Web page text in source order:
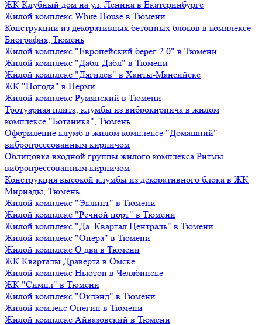
ЖК Клубный дом на ул. Ленина в Екатеринбурге
Жилой комплекс White House в Тюмени
Конструкции из декоративных бетонных блоков в комплексе
Биография, Тюмень
Жилой комплекс "Европейский берег 2.0" в Тюмени
Жилой комплекс "Дабл-Дабл" в Тюмени
Жилой комплекс "Дягилев" в Ханты-Мансийске
ЖК "Погода" в Перми
Жилой комплекс Румянский в Тюмени
Тротуарная плита, клумбы из виброкирпича в жилом
комплексе "Ботаника", Тюмень
Оформление клумб в жилом комплексе "Домашний"
вибропрессованным кирпичом
Облицовка входной группы жилого комплекса Ритмы
вибропрессованным кирпичом
Конструкция высокой клумбы из декоративного блока в ЖК
Мириады, Тюмень
Жилой комплекс "Эклипт" в Тюмени
Жилой комплекс "Речной порт" в Тюмени
Жилой комплекс "Да. Квартал Централь" в Тюмени
Жилой комплекс "Опера" в Тюмени
Жилой комплекс О два в Тюмени
ЖК Кварталы Драверта в Омске
Жилой комплекс Ньютон в Челябинске
ЖК "Симпл" в Тюмени
Жилой комплекс "Оклэнд" в Тюмени
Жилой комлекс Онегин в Тюмени
Жилой комплекс Айвазовский в Тюмени